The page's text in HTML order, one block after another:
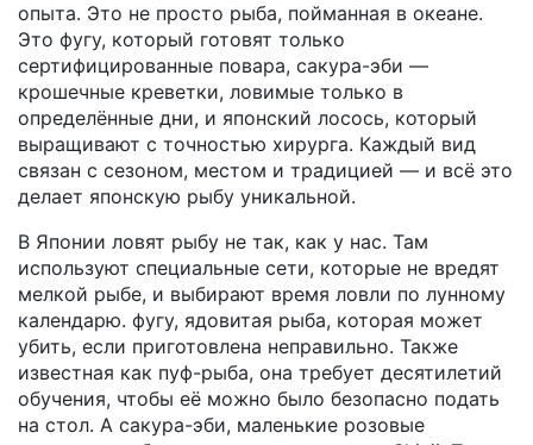
опыта. Это не просто рыба, пойманная в океане.
Это фугу, который готовят только
сертифицированные повара, сакура-эби —
крошечные креветки, ловимые только в
определённые дни, и японский лосось, который
выращивают с точностью хирурга. Каждый вид
связан с сезоном, местом и традицией — и всё это
делает японскую рыбу уникальной.
В Японии ловят рыбу не так, как у нас. Там
используют специальные сети, которые не вредят
мелкой рыбе, и выбирают время ловли по лунному
календарю. фугу, ядовитая рыба, которая может
убить, если приготовлена неправильно. Также
известная как пуф-рыба, она требует десятилетий
обучения, чтобы её можно было безопасно подать
на стол. А сакура-эби, маленькие розовые